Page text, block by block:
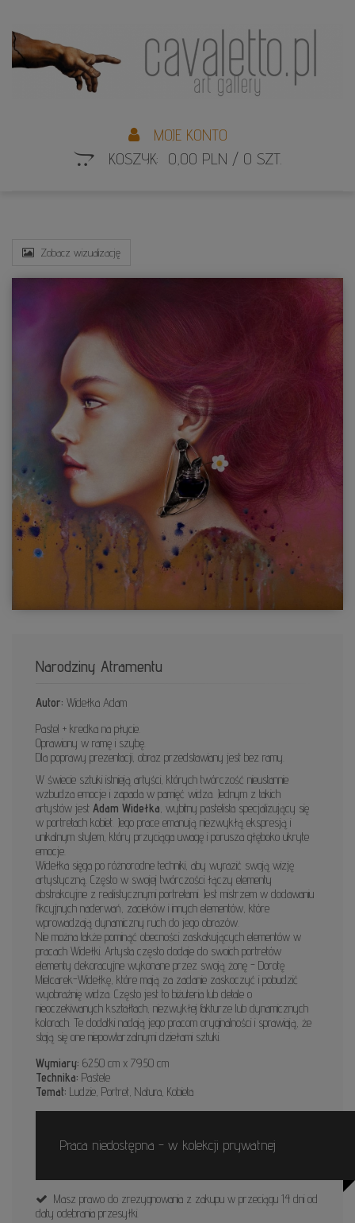
MOJE KONTO
KOSZYK: 0,00 PLN / 0 SZT.
Zobacz wizualizację
Narodziny Atramentu
Autor: Widełka Adam
Pastel + kredka na płycie.
Oprawiony w ramę i szybę.
Dla poprawy prezentacji, obraz przedstawiany jest bez ramy.
W świecie sztuki istnieją artyści, których twórczość nieustannie
wzbudza emocje i zapada w pamięć widza. Jednym z takich
artystów jest Adam Widełka , wybitny pastelista specjalizujący się
w portretach kobiet. Jego prace emanują niezwykłą ekspresją i
unikalnym stylem, który przyciąga uwagę i porusza głęboko ukryte
emocje.
Widełka sięga po różnorodne techniki, aby wyrazić swoją wizję
artystyczną. Często w swojej twórczości łączy elementy
abstrakcyjne z realistycznymi portretami. Jest mistrzem w dodawaniu
fikcyjnych naderwań, zacieków i innych elementów, które
wprowadzają dynamiczny ruch do jego obrazów.
Nie można także pominąć obecności zaskakujących elementów w
pracach Widełki. Artysta często dodaje do swoich portretów
elementy dekoracyjne wykonane przez swoją żonę - Dorotę
Mielcarek-Widełkę, które mają za zadanie zaskoczyć i pobudzić
wyobraźnię widza. Często jest to biżuteria lub detale o
nieoczekiwanych kształtach, niezwykłej fakturze lub dynamicznych
kolorach. Te dodatki nadają jego pracom oryginalności i sprawiają, że
stają się one niepowtarzalnymi dziełami sztuki.
Wymiary: 62.50 cm x 79.50 cm
Technika: Pastele
Temat: Ludzie, Portret, Natura, Kobieta
Praca niedostępna - w kolekcji prywatnej
Masz prawo do zrezygnowania z zakupu w przeciągu 14 dni od
daty odebrania przesyłki.